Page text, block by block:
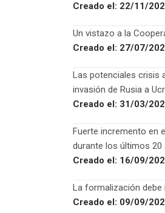
Creado el: 22/11/
Un vistazo a la
Creado el: 27/07/
Las potenciales crisis
invasión de Rusia a
Creado el: 31/03/
Fuerte incremento en
durante los últimos 20
Creado el: 16/09/
La formalización debe
Creado el: 09/09/